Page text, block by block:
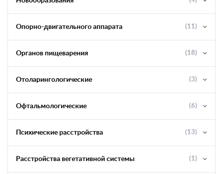
Опорно-двигательного аппарата (11)
Органов пищеварения (18)
Отоларингологические (3)
Офтальмологические (6)
Психические расстройства (13)
Расстройства вегетативной системы (1)